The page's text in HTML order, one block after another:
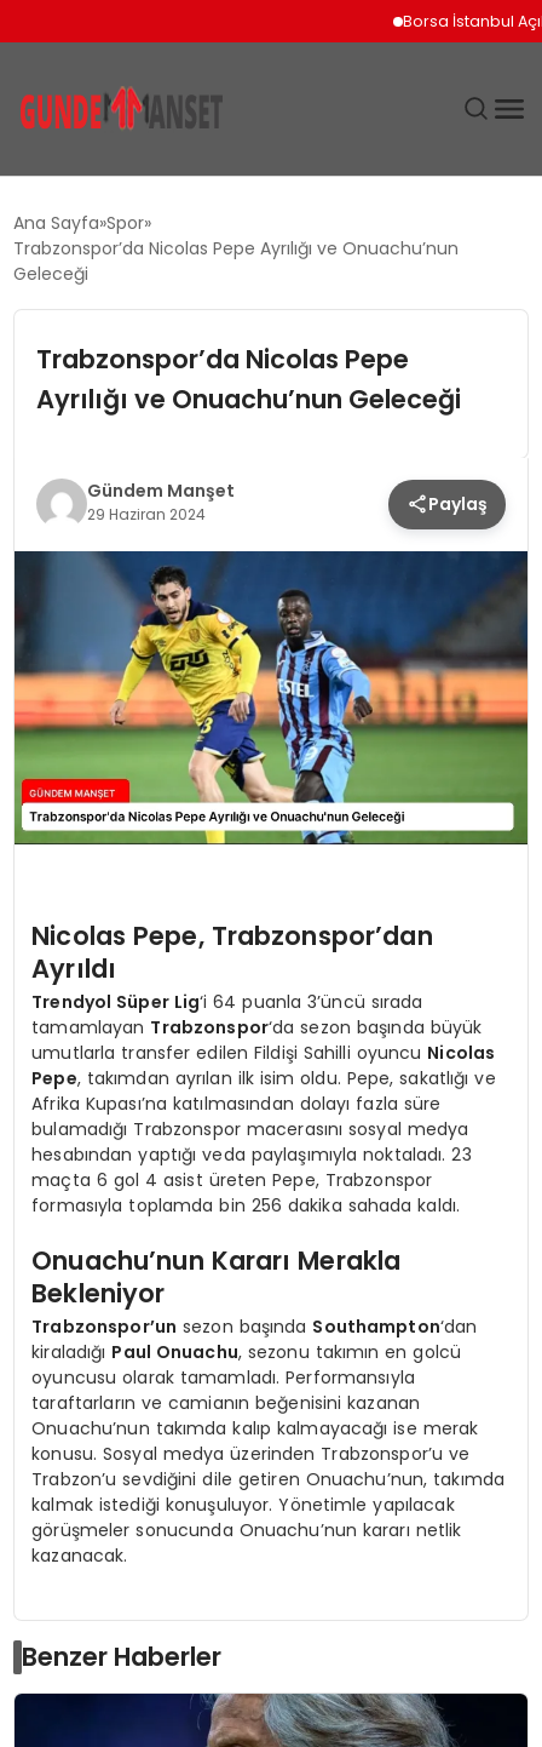
Borsa İstanbul
DÜNYA
SPOR
YAŞAM
Ana Sayfa Spor
Trabzonspor’da Nicolas Pepe Ayrılığı ve Onuachu’nun
Geleceği
Trabzonspor’da Nicolas Pepe
Ayrılığı ve Onuachu’nun Geleceği
Gündem Manşet
29 Haziran 2024 Paylaş
Nicolas Pepe, Trabzonspor’dan
Ayrıldı
Trendyol Süper Lig‘i 64 puanla 3’üncü sırada
tamamlayan Trabzonspor‘da sezon başında büyük
umutlarla transfer edilen Fildişi Sahilli oyuncu Nicolas
Pepe, takımdan ayrılan ilk isim oldu. Pepe, sakatlığı ve
Afrika Kupası’na katılmasından dolayı fazla süre
bulamadığı Trabzonspor macerasını sosyal medya
hesabından yaptığı veda paylaşımıyla noktaladı. 23
maçta 6 gol 4 asist üreten Pepe, Trabzonspor
formasıyla toplamda bin 256 dakika sahada kaldı.
Onuachu’nun Kararı Merakla
Bekleniyor
Trabzonspor’un sezon başında Southampton‘dan
kiraladığı Paul Onuachu, sezonu takımın en golcü
oyuncusu olarak tamamladı. Performansıyla
taraftarların ve camianın beğenisini kazanan
Onuachu’nun takımda kalıp kalmayacağı ise merak
konusu. Sosyal medya üzerinden Trabzonspor’u ve
Trabzon’u sevdiğini dile getiren Onuachu’nun, takımda
kalmak istediği konuşuluyor. Yönetimle yapılacak
görüşmeler sonucunda Onuachu’nun kararı netlik
kazanacak.
Benzer Haberler